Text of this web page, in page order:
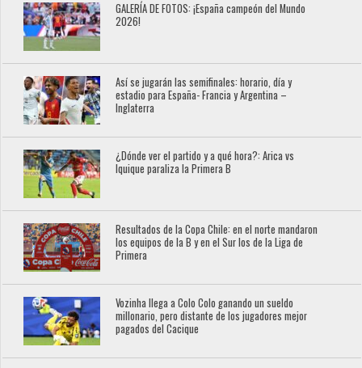
GALERÍA DE FOTOS: ¡España campeón del Mundo
2026!
Así se jugarán las semifinales: horario, día y
estadio para España- Francia y Argentina –
Inglaterra
¿Dónde ver el partido y a qué hora?: Arica vs
Iquique paraliza la Primera B
Resultados de la Copa Chile: en el norte mandaron
los equipos de la B y en el Sur los de la Liga de
Primera
Vozinha llega a Colo Colo ganando un sueldo
millonario, pero distante de los jugadores mejor
pagados del Cacique